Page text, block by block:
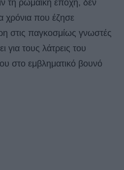
τη ρωμαϊκή εποχή, δεν
χρόνια που έζησε
στις παγκοσμίως γνωστές
για τους λάτρεις του
στο εμβληματικό βουνό